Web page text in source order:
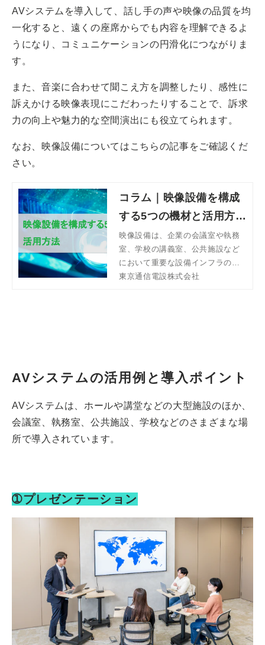
AVシステムを導入して、話し手の声や映像の品質を均
一化すると、遠くの座席からでも内容を理解できるよ
うになり、コミュニケーションの円滑化につながりま
す。
また、音楽に合わせて聞こえ方を調整したり、感性に
訴えかける映像表現にこだわったりすることで、訴求
力の向上や魅力的な空間演出にも役立てられます。
なお、映像設備についてはこちらの記事をご確認くだ
さい。
コラム｜映像設備を構成
する5つの機材と活用方法
| 東京通信電設株式会社
映像設備は、企業の会議室や執務
室、学校の講義室、公共施設など
において重要な設備インフラの一
つです。映像設備・機材を備える
東京通信電設株式会社
AVシステムの活用例と導入ポイント
AVシステムは、ホールや講堂などの大型施設のほか、
会議室、執務室、公共施設、学校などのさまざまな場
所で導入されています。
➀プレゼンテーション